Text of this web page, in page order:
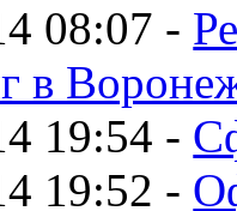
08:07 -
в
19:54 -
19:52 -